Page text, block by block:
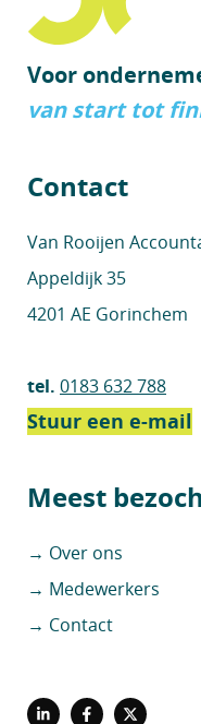
Voor
van start tot
Contact
Van Rooijen
Appeldijk 35
4201 AE Gorinchem
tel. 0183 632 788
Stuur een e-mail
Meest
→ Over ons
→ Medewerkers
→ Contact